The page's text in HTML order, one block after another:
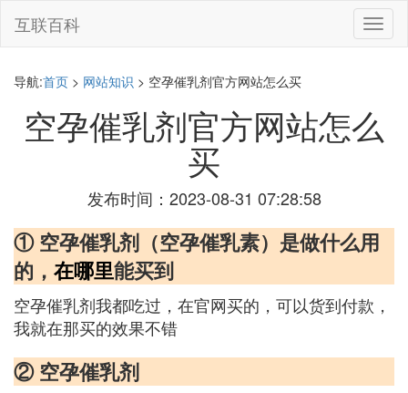
切
换
互联百科
导航:首页 > 网站知识 > 空孕催乳剂官方网站怎么买
空孕催乳剂官方网站怎么
买
发布时间：2023-08-31 07:28:58
① 空孕催乳剂（空孕催乳素）是做什么用
的， 在哪里能买到
空孕催乳剂我都吃过，在官网买的，可以货到付款，
我就在那买的效果不错
② 空孕催乳剂